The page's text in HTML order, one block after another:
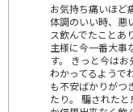
お気持ち痛いほど
体調のいい時、悪
ス飲んでたことあ
主様に今一番大事
す。 きっと今は
わかってるようで
も不安ばかりがつ
たり。 騙された